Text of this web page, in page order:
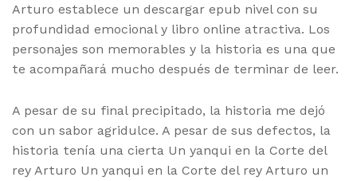
Arturo establece un descargar epub nivel con su
profundidad emocional y libro online​ atractiva. Los
personajes son memorables y la historia es una que
te acompañará mucho después de terminar de leer.
A pesar de su final precipitado, la historia me dejó
con un sabor agridulce. A pesar de sus defectos, la
historia tenía una cierta Un yanqui en la Corte del
rey Arturo Un yanqui en la Corte del rey Arturo un